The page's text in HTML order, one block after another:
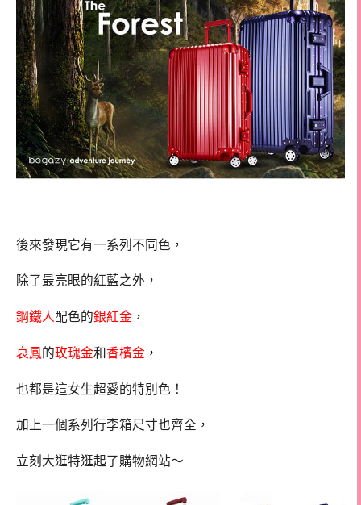
後來發現它有一系列不同色，
除了最亮眼的紅藍之外，
鋼鐵人配色的銀紅金 ，
哀鳳的玫瑰金和香檳金 ，
也都是這女生超愛的特別色！
加上一個系列行李箱尺寸也齊全，
立刻大逛特逛起了購物網站～